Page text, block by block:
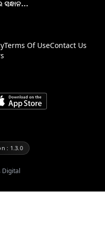
Terms Of UseContact Us
: 1.3.0
Digital